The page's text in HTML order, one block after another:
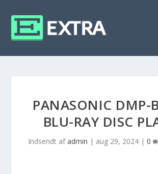
PANASONIC DMP-
BLU-RAY DISC
Indsendt afadmin | aug 29, 2024| 0